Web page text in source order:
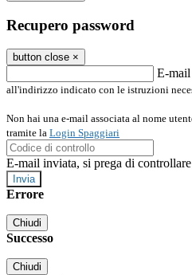
Recupero password
button close ×
E-mail
all'indirizzo indicato con le istruzioni
Non hai una e-mail associata al nome
tramite la Login Spaggiari
E-mail inviata, si prega di
Errore
Chiudi
Successo
Chiudi